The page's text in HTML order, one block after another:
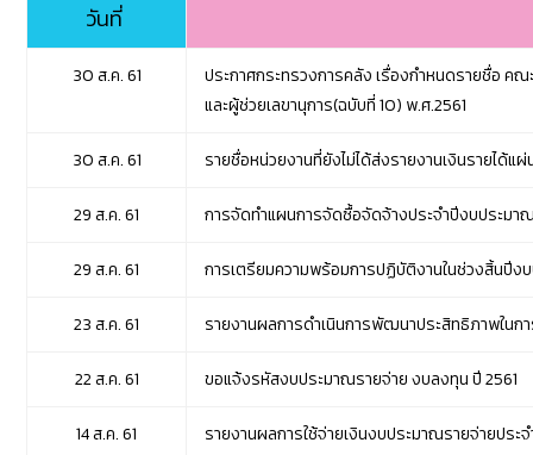
วันที่
30 ส.ค. 61
ประกาศกระทรวงการคลัง เรื่องกำหนดรายชื่อ ค
และผู้ช่วยเลขานุการ(ฉบับที่ 10) พ.ศ.2561
30 ส.ค. 61 รายชื่อหน่วยงานที่ยังไม่ได้ส่งรายงานเงินรายได้แ
29 ส.ค. 61 การจัดทำแผนการจัดซื้อจัดจ้างประจำปีงบประมา
29 ส.ค. 61 การเตรียมความพร้อมการปฏิบัติงานในช่วงสิ้นปีง
23 ส.ค. 61 รายงานผลการดำเนินการพัฒนาประสิทธิภาพใน
22 ส.ค. 61 ขอแจ้งรหัสงบประมาณรายจ่าย งบลงทุน ปี 2561
14 ส.ค. 61 รายงานผลการใช้จ่ายเงินงบประมาณรายจ่ายประ